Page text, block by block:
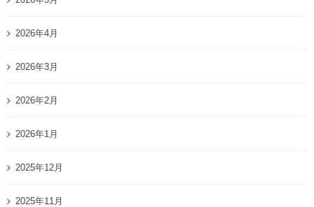
2026年4月
2026年3月
2026年2月
2026年1月
2025年12月
2025年11月